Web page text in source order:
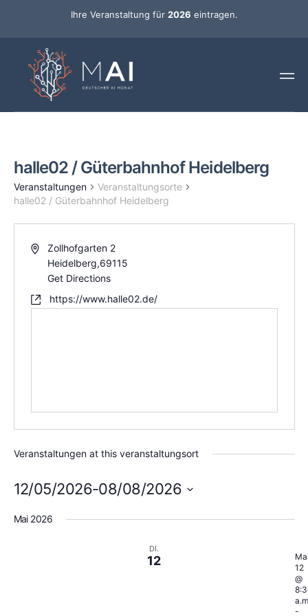
Ihre Veranstaltung für 2026 eintragen.
halle02 / Güterbahnhof Heidelberg
Veranstaltungen
Veranstaltungsorte
halle02 / Güterbahnhof Heidelberg
Zollhofgarten 2
Heidelberg,69115
Get Directions
https://www.halle02.de/
Veranstaltungen at this veranstaltungsort
12/05/2026-08/08/2026
wählen.
Mai 2026
DI.
12
12
@
-